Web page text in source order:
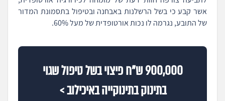
אשר קבע כי בשל הרשלנות באבחנה ובטיפול בתסמונת המדור
של התובע, נגרמה לו נכות אורטופדית של מעל 60%.
900,000 ש"ח פיצוי בשל טיפול שגוי
בתינוק בתינוקייה באיכילוב >